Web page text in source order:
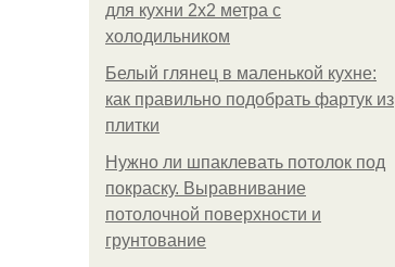
для кухни 2х2 метра с
холодильником
Белый глянец в маленькой кухне:
как правильно подобрать фартук из
плитки
Нужно ли шпаклевать потолок под
покраску. Выравнивание
потолочной поверхности и
грунтование